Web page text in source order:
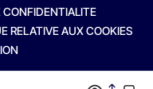
CONFIDENTIALITE
RELATIVE AUX COOKIES